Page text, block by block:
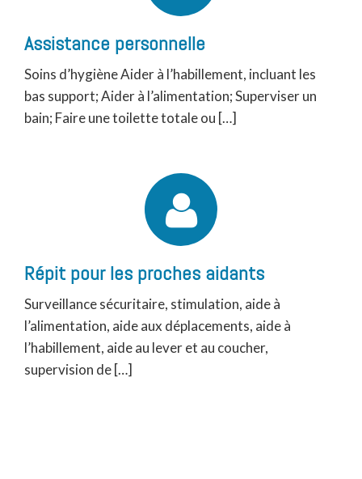
Assistance personnelle
Soins d’hygiène Aider à l’habillement, incluant les
bas support; Aider à l’alimentation; Superviser un
bain; Faire une toilette totale ou […]
Répit pour les proches aidants
Surveillance sécuritaire, stimulation, aide à
l’alimentation, aide aux déplacements, aide à
l’habillement, aide au lever et au coucher,
supervision de […]